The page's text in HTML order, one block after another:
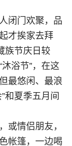
闭门欢聚，品
才挨家去拜
族节庆日较
沐浴节”，在这
最悠闲、最浪
和夏季五月间
情侣朋友，
帐篷，一边喝